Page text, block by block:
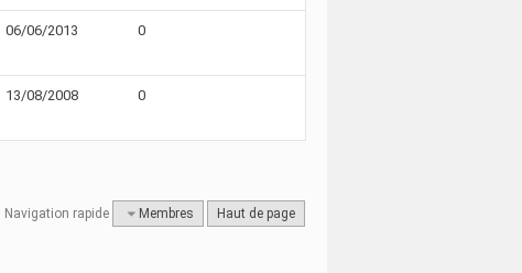
06/06/2013 0
13/08/2008 0
Navigation rapide Membres Haut de page